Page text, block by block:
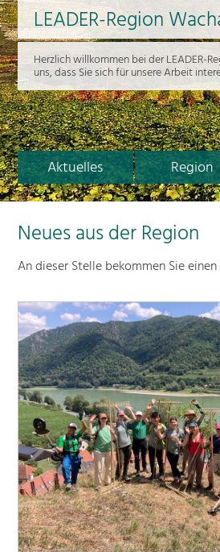
Aktuelles Region
LEADER-Region
Herzlich willkommen bei der LEADER-
uns, dass Sie sich für unsere Arbeit
Neues aus der Region
An dieser Stelle bekommen Sie